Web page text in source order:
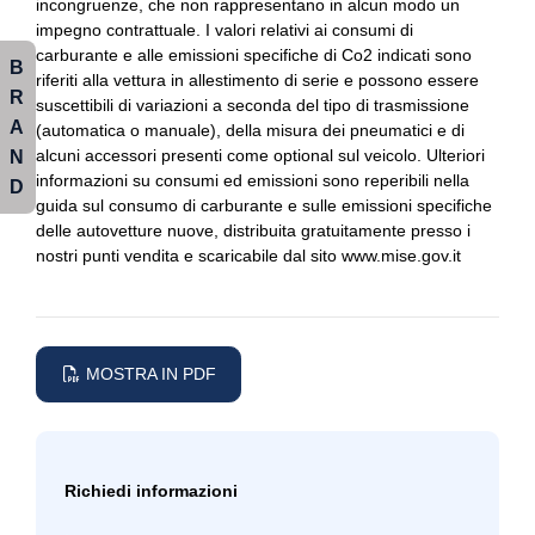
Regolatore di velocità - cruise control
Sedile riscaldato lato guidatore
Sedili anteriori regolabili
Sedili anteriori sportivi
Selettore stile di guida
Servosterzo
Sistema di chiamata d'emergenza
Sistema di frenata anti collisione
Sospensioni regolabili
Interni in alcantara e pelle
Interni personalizzazione colori
Luci di emergenza
Mobility kit
Personal esim
Personalizzazione colori esterni
Porta usb
Portabicchieri
Radar
incongruenze, che non rappresentano in alcun modo un
impegno contrattuale. I valori relativi ai consumi di
carburante e alle emissioni specifiche di Co2 indicati sono
riferiti alla vettura in allestimento di serie e possono essere
suscettibili di variazioni a seconda del tipo di trasmissione
(automatica o manuale), della misura dei pneumatici e di
alcuni accessori presenti come optional sul veicolo. Ulteriori
informazioni su consumi ed emissioni sono reperibili nella
guida sul consumo di carburante e sulle emissioni specifiche
delle autovetture nuove, distribuita gratuitamente presso i
nostri punti vendita e scaricabile dal sito www.mise.gov.it
MOSTRA IN PDF
Richiedi informazioni
B
R
A
N
D